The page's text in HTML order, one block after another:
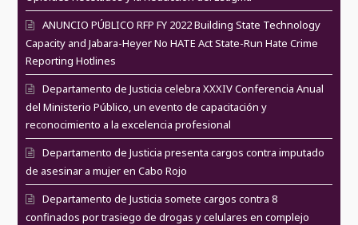
ANUNCIO PÚBLICO RFP FY 2022 Building State Technology
Capacity and Jabara-Heyer No HATE Act State-Run Hate Crime
Reporting Hotlines
Departamento de Justicia celebra XXXIV Conferencia Anual
del Ministerio Público, un evento de capacitación y
reconocimiento a la excelencia profesional
Departamento de Justicia presenta cargos contra imputado
de asesinar a mujer en Cabo Rojo
Departamento de Justicia somete cargos contra 8
confinados por trasiego de drogas y celulares en complejo